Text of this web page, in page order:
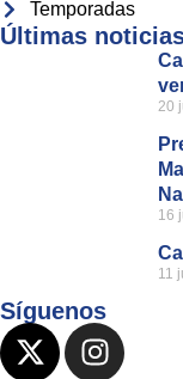
Temporadas
Últimas
20
16
11
Síguenos